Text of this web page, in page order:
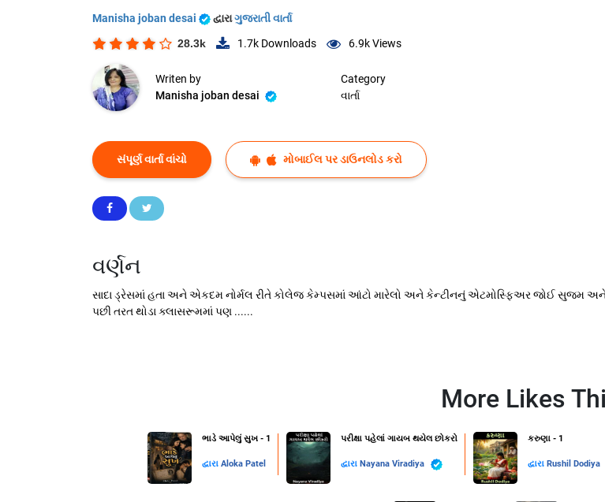
Manisha joban desai દ્વારાગુજરાતી વાર્તા
28.3k 1.7k Downloads 6.9kViews
Writen by
Manisha joban desai
Category
વાર્તા
સંપૂર્ણ વાર્તા વાંચો મોબાઈલ પર ડાઉનલોડ કરો
વર્ણન
સાદા ડ્રેસમાં હતા અને એકદમ નોર્મલ રીતે કોલેજ કેમ્પસમાં આંટો મારેલો અને કેન્ટીનનું એટમોસ્ફિઅર જોઈ સુજમ અને
પછી તરત થોડા ક્લાસરૂમમાં પણ ......
More Likes
ભાડે આપેલું સુખ - 1
દ્વારા Aloka Patel
પરીક્ષા પહેલાં ગાયબ થયેલ છોકરો
દ્વારા Nayana Viradiya
કરુણા - 1
દ્વારા Rushil Dodiya